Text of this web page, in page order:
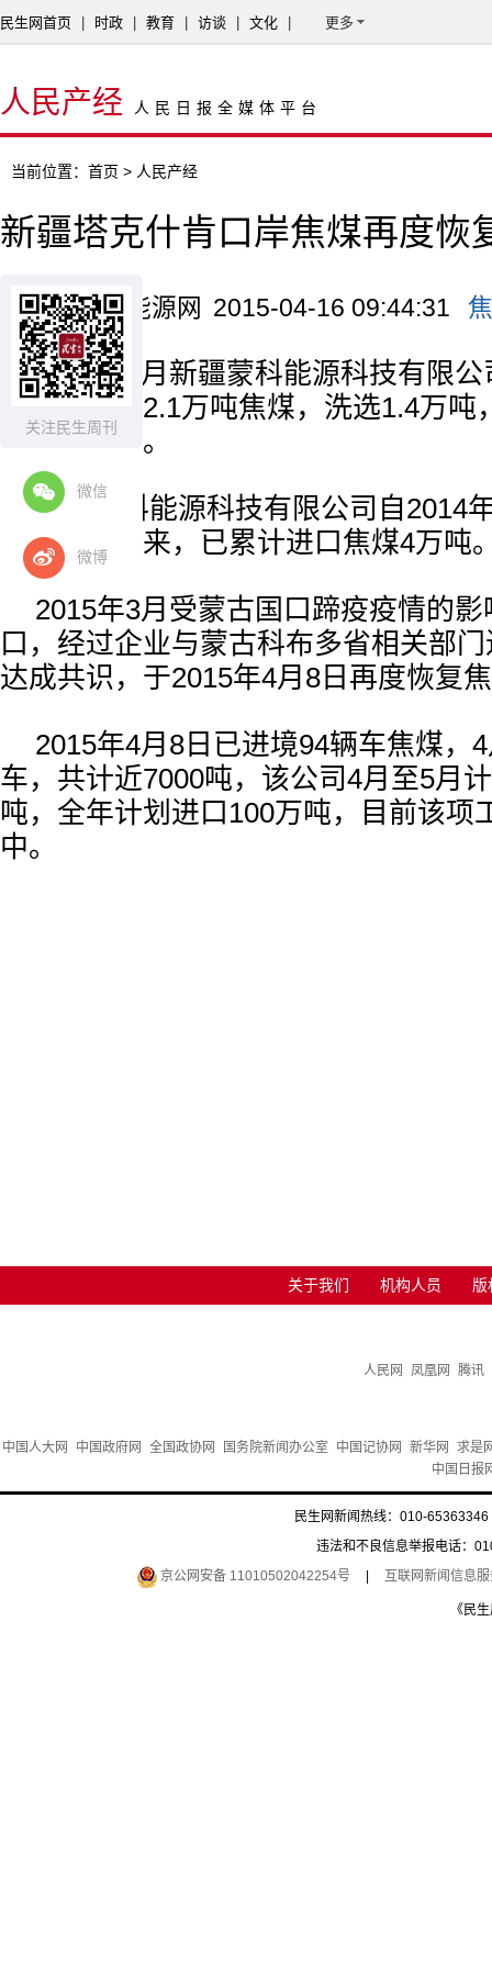
关注民生周刊
微信
微博
民生网首页 时政 教育 访谈 文化 更多
人民产经 人民日报全媒体平台
当前位置： 首页 > 人民产经
新疆塔克什肯口岸焦煤再度恢
来源：中国能源网 2015-04-16 09:44:31
2015年2月新疆蒙科能源科技有限
肯口岸进口2.1万吨焦煤，洗选1.4万
疆八一钢厂。
新疆蒙科能源科技有限公司自2014
态化进口以来，已累计进口焦煤4万吨
2015年3月受蒙古国口蹄疫疫情的
口，经过企业与蒙古科布多省相关部
达成共识，于2015年4月8日再度恢复
2015年4月8日已进境94辆车焦煤，
车，共计近7000吨，该公司4月至5月
吨，全年计划进口100万吨，目前该项
中。
关于我们 机构人员 版
人民网 凤凰网 腾讯
中国人大网 中国政府网 全国政协网 国务院新闻办公室 中国记协网 新华网
求是
中国日报
民生网新闻热线：010-
违法和不良信息举报电话：
京公网安备 11010502042254号
互联网新闻信息
《民